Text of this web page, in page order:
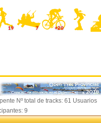
19 7 +20
Nº total de tracks: 61 Usuarios
9